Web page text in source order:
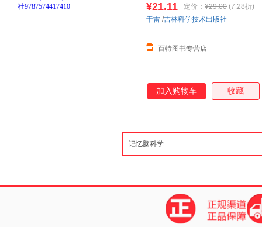
¥21.11 定价： ¥29.00 (7.28折)
百特图书专营店
于雷 /吉林科学技术出版社
加入购物车 收藏